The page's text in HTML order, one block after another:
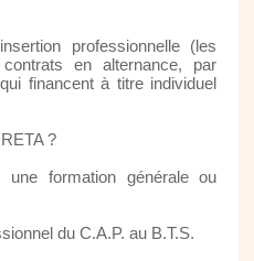
professionnelle (les
en alternance, par
financent à titre individuel
?
formation générale ou
du C.A.P. au B.T.S.